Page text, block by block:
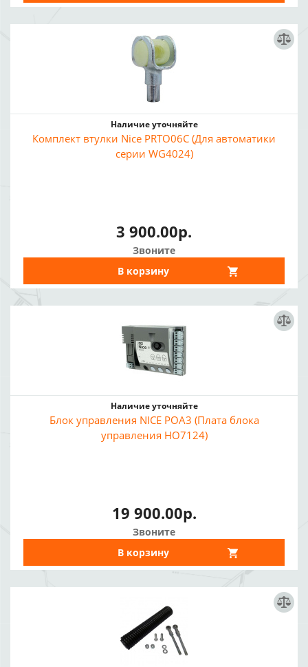
Наличие уточняйте
Комплект втулки Nice PRTO06C (Для автоматики
серии WG4024)
3 900.00р.
Звоните
В корзину
Наличие уточняйте
Блок управления NICE POA3 (Плата блока
управления HO7124)
19 900.00р.
Звоните
В корзину